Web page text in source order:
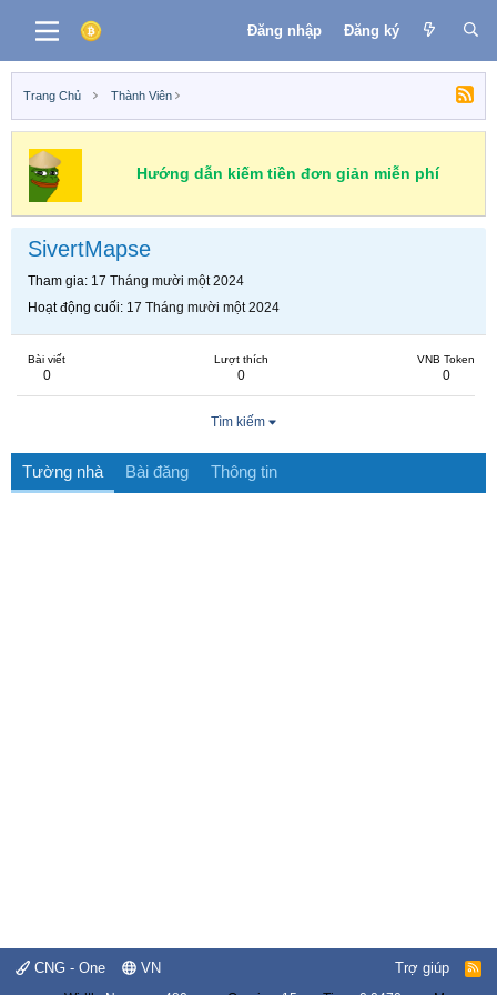
Đăng nhập Đăng ký
Trang Chủ Thành Viên
Hướng dẫn kiếm tiền đơn giản miễn phí
SivertMapse
Tham gia 17 Tháng mười một 2024
Hoạt động cuối 17 Tháng mười một 2024
Bài viết
0
Lượt thích
0
VNB Token
0
Tìm kiếm
Tường nhà Bài đăng Thông tin
CNG - One VN Trợ giúp
R